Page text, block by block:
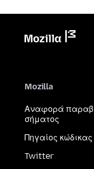
Mozilla
Αναφορά
σήματος
Πηγαίος κώδικας
Twitter